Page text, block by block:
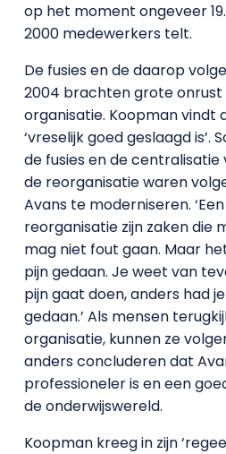
op het moment ongeveer
2000 medewerkers telt.
De fusies en de daarop
2004 brachten grote onrust
organisatie. Koopman
‘vreselijk goed geslaagd
de fusies en de centralisatie
de reorganisatie waren
Avans te moderniseren.
reorganisatie zijn zaken die
mag niet fout gaan. Maar
pijn gedaan. Je weet van
pijn gaat doen, anders had
gedaan.’ Als mensen
organisatie, kunnen ze
anders concluderen dat
professioneler is en een
de onderwijswereld.
Koopman kreeg in zijn